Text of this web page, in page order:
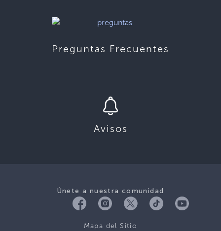
Preguntas Frecuentes
Avisos
Únete a nuestra comunidad
Mapa del Sitio